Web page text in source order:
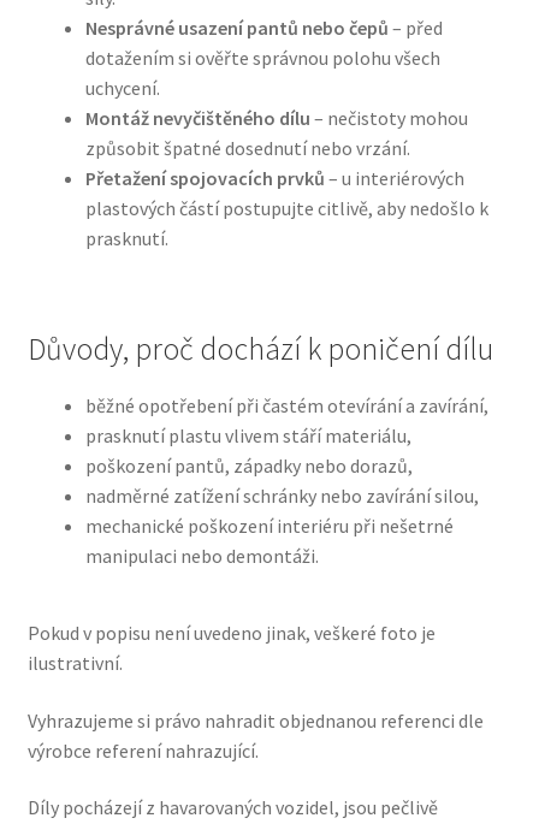
Nesprávné usazení pantů nebo čepů – před
dotažením si ověřte správnou polohu všech
uchycení.
Montáž nevyčištěného dílu – nečistoty mohou
způsobit špatné dosednutí nebo vrzání.
Přetažení spojovacích prvků – u interiérových
plastových částí postupujte citlivě, aby nedošlo k
prasknutí.
Důvody, proč dochází k poničení dílu
běžné opotřebení při častém otevírání a zavírání,
prasknutí plastu vlivem stáří materiálu,
poškození pantů, západky nebo dorazů,
nadměrné zatížení schránky nebo zavírání silou,
mechanické poškození interiéru při nešetrné
manipulaci nebo demontáži.
Pokud v popisu není uvedeno jinak, veškeré foto je
ilustrativní.
Vyhrazujeme si právo nahradit objednanou referenci dle
výrobce referení nahrazující.
Díly pocházejí z havarovaných vozidel, jsou pečlivě